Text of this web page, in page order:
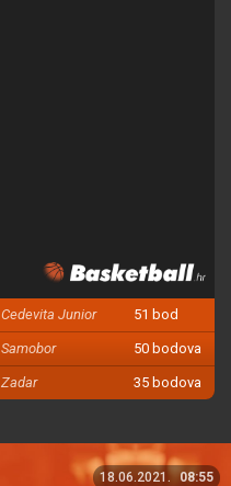
Cedevita Junior 51 bod
Samobor 50 bodova
Zadar 35 bodova
18.06.2021. 08:55